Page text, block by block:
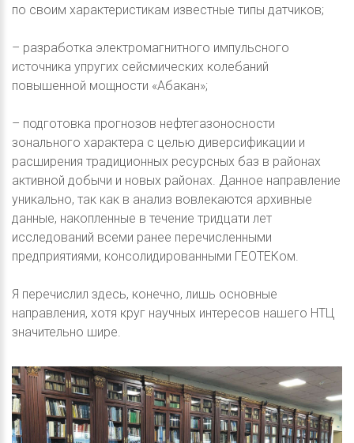
по своим характеристикам известные типы датчиков;
– разработка электромагнитного импульсного
источника упругих сейсмических колебаний
повышенной мощности «Абакан»;
– подготовка прогнозов нефтегазоносности
зонального характера с целью диверсификации и
расширения традиционных ресурсных баз в районах
активной добычи и новых районах. Данное направление
уникально, так как в анализ вовлекаются архивные
данные, накопленные в течение тридцати лет
исследований всеми ранее перечисленными
предприятиями, консолидированными ГЕОТЕКом.
Я перечислил здесь, конечно, лишь основные
направления, хотя круг научных интересов нашего НТЦ
значительно шире.